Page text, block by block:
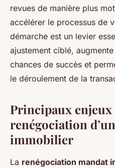
revues de manière plus
accélérer le processus de
démarche est un levier
ajustement ciblé,
chances de succès et
le déroulement de la
Principaux enjeux
renégociation
immobilier
La renégociation mandat